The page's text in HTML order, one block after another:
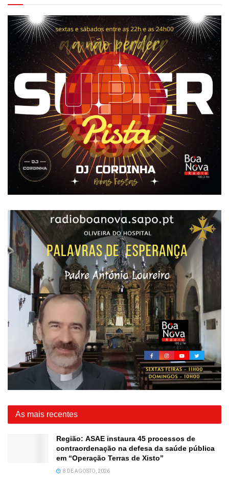
As mais recentes
Região: ASAE instaura 45 processos de
contraordenação na defesa da saúde pública
em “Operação Terras de Xisto”
8 DE AGOSTO, 2026